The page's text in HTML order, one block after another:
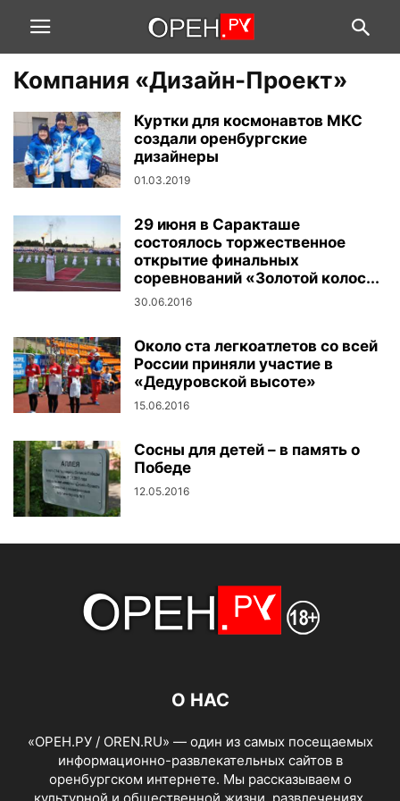
Компания «Дизайн-Проект»
Куртки для космонавтов МКС
создали оренбургские
дизайнеры
01.03.2019
29 июня в Саракташе
состоялось торжественное
открытие финальных
соревнований «Золотой колос...
30.06.2016
Около ста легкоатлетов со всей
России приняли участие в
«Дедуровской высоте»
15.06.2016
Сосны для детей – в память о
Победе
12.05.2016
О НАС
«ОРЕН.РУ / OREN.RU» — один из самых посещаемых
информационно-развлекательных сайтов в
оренбургском интернете. Мы рассказываем о